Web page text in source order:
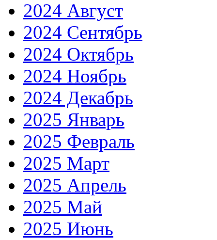
2024 Август
2024 Сентябрь
2024 Октябрь
2024 Ноябрь
2024 Декабрь
2025 Январь
2025 Февраль
2025 Март
2025 Апрель
2025 Май
2025 Июнь